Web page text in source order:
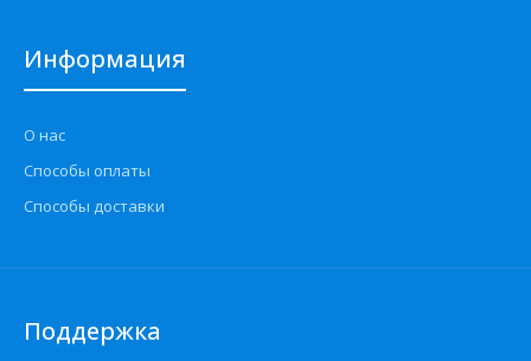
Информация
О нас
Способы оплаты
Способы доставки
Поддержка